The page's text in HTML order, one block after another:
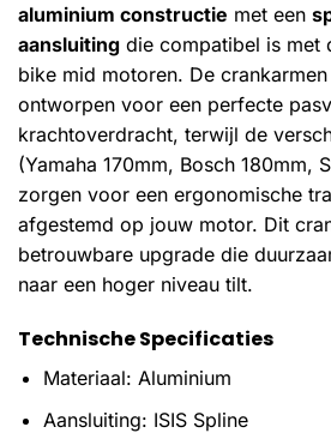
aluminium constructie met een
aansluiting die compatibel is met
bike mid motoren. De
ontworpen voor een perfecte
krachtoverdracht, terwijl de
(Yamaha 170mm, Bosch 180mm,
zorgen voor een ergonomische
afgestemd op jouw motor. Dit
betrouwbare upgrade die
naar een hoger niveau tilt.
Technische Specificaties
Materiaal: Aluminium
Aansluiting: ISIS Spline